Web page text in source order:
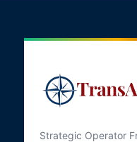
Strategic Operator